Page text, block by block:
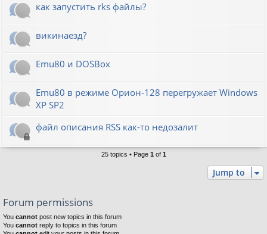
как запустить rks файлы?
викинаезд?
Emu80 и DOSBox
Emu80 в режиме Орион-128 перегружает Windows
XP SP2
файл описания RSS как-то недозалит
25 topics • Page 1 of 1
Jump to
Forum permissions
You cannot post new topics in this forum
You cannot reply to topics in this forum